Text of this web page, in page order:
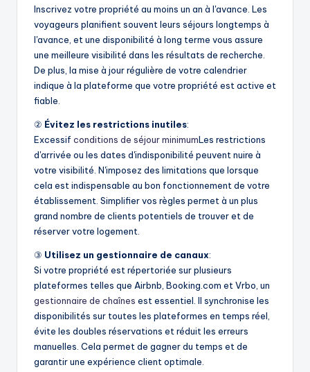
Inscrivez votre propriété au moins un an à l'avance. Les
voyageurs planifient souvent leurs séjours longtemps à
l'avance, et une disponibilité à long terme vous assure
une meilleure visibilité dans les résultats de recherche.
De plus, la mise à jour régulière de votre calendrier
indique à la plateforme que votre propriété est active et
fiable.
② Évitez les restrictions inutiles:
Excessif conditions de séjour minimumLes restrictions
d'arrivée ou les dates d'indisponibilité peuvent nuire à
votre visibilité. N'imposez des limitations que lorsque
cela est indispensable au bon fonctionnement de votre
établissement. Simplifier vos règles permet à un plus
grand nombre de clients potentiels de trouver et de
réserver votre logement.
③ Utilisez un gestionnaire de canaux:
Si votre propriété est répertoriée sur plusieurs
plateformes telles que Airbnb, Booking.com et Vrbo, un
gestionnaire de chaînes est essentiel. Il synchronise les
disponibilités sur toutes les plateformes en temps réel,
évite les doubles réservations et réduit les erreurs
manuelles. Cela permet de gagner du temps et de
garantir une expérience client optimale.